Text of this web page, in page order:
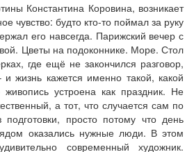
Константина Коровина, возникает
чувство: будто кто-то поймал за руку
его навсегда. Парижский вечер с
Цветы на подоконнике. Море. Стол
где ещё не закончился разговор,
жизнь кажется именно такой, какой
устроена как праздник. Не
а тот, что случается сам по
просто потому что день
оказались нужные люди. В этом
современный художник.